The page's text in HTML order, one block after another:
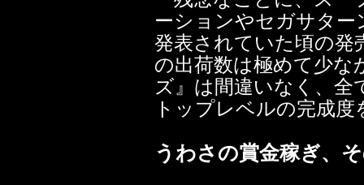
ーションやセガサター
発表されていた頃の発
の出荷数は極めて少な
ズ』は間違いなく、
トップレベルの完成度
うわさの賞金稼ぎ、